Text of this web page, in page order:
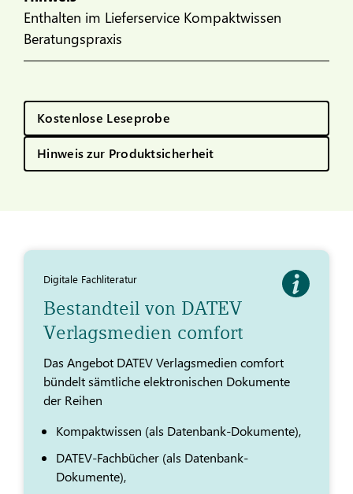
Enthalten im Lieferservice Kompaktwissen
Beratungspraxis
Kostenlose Leseprobe
Hinweis zur Produktsicherheit
Digitale Fachliteratur
Bestandteil von DATEV
Verlagsmedien comfort
Das Angebot DATEV Verlagsmedien comfort
bündelt sämtliche elektronischen Dokumente
der Reihen
Kompaktwissen (als Datenbank-Dokumente),
DATEV-Fachbücher (als Datenbank-
Dokumente),